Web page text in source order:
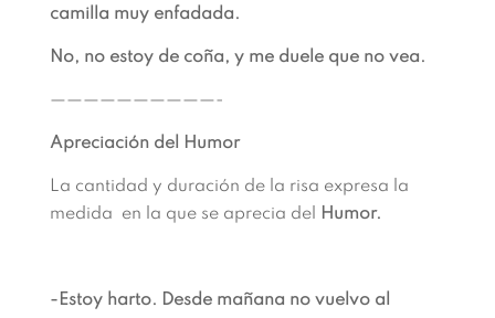
camilla muy enfadada.
No, no estoy de coña, y me duele que no vea.
——————————-
Apreciación del Humor
La cantidad y duración de la risa expresa la
medida en la que se aprecia del
Humor.
-Estoy harto. Desde mañana no vuelvo al